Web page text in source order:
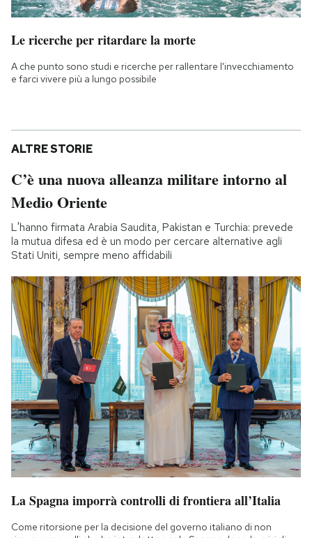
Le ricerche per ritardare la morte
A che punto sono studi e ricerche per rallentare l'invecchiamento
e farci vivere più a lungo possibile
ALTRE STORIE
C’è una nuova alleanza militare intorno al
Medio Oriente
L'hanno firmata Arabia Saudita, Pakistan e Turchia: prevede
la mutua difesa ed è un modo per cercare alternative agli
Stati Uniti, sempre meno affidabili
La Spagna imporrà controlli di frontiera all’Italia
Come ritorsione per la decisione del governo italiano di non